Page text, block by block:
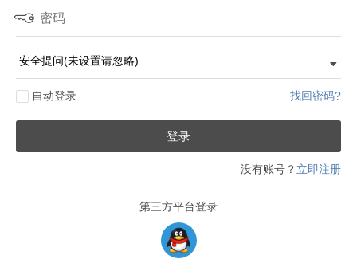
自动登录 找回密码?
登录
没有账号？ 立即注册
第三方平台登录